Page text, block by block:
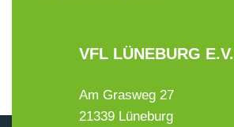
VFL LÜNEBURG E.V.
Am Grasweg 27
21339 Lüneburg